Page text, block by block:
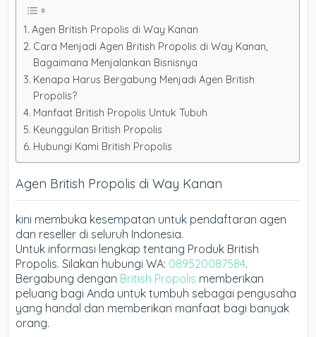
Agen British Propolis di Way Kanan
Cara Menjadi Agen British Propolis di Way Kanan,
Bagaimana Menjalankan Bisnisnya
Kenapa Harus Bergabung Menjadi Agen British
Propolis?
Manfaat British Propolis Untuk Tubuh
Keunggulan British Propolis
Hubungi Kami British Propolis
Agen British Propolis di Way Kanan
kini membuka kesempatan untuk pendaftaran agen
dan reseller di seluruh Indonesia.
Untuk informasi lengkap tentang Produk British
Propolis. Silakan hubungi WA: 089520087584.
Bergabung dengan British Propolis memberikan
peluang bagi Anda untuk tumbuh sebagai pengusaha
yang handal dan memberikan manfaat bagi banyak
orang.